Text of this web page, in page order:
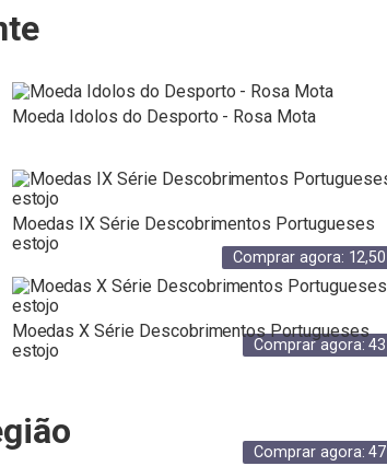
Moeda Idolos do Desporto - Rosa Mota
Comprar agora: 12,50
Moedas IX Série Descobrimentos Portugueses
estojo
Comprar agora:43
Moedas X Série Descobrimentos Portugueses
estojo
Comprar agora:47